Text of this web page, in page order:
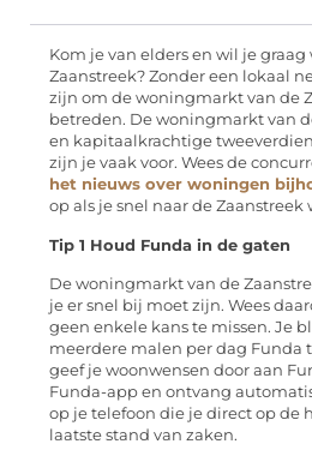
Kom je van elders en wil je
Zaanstreek? Zonder een lokaal
zijn om de woningmarkt van de
betreden. De woningmarkt van
en kapitaalkrachtige
zijn je vaak voor. Wees de
het nieuws over woningen
op als je snel naar de Zaanstreek
Tip 1 Houd Funda in de gaten
De woningmarkt van de
je er snel bij moet zijn. Wees
geen enkele kans te missen. Je
meerdere malen per dag Funda
geef je woonwensen door aan
Funda-app en ontvang
op je telefoon die je direct op de
laatste stand van zaken.